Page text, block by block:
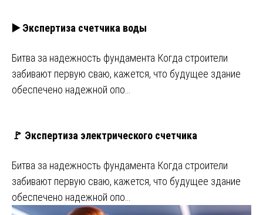
▶️ Экспертиза счетчика воды
Битва за надежность фундамента Когда строители
забивают первую сваю, кажется, что будущее здание
обеспечено надежной опо…
🚩 Экспертиза электрического счетчика
Битва за надежность фундамента Когда строители
забивают первую сваю, кажется, что будущее здание
обеспечено надежной опо…